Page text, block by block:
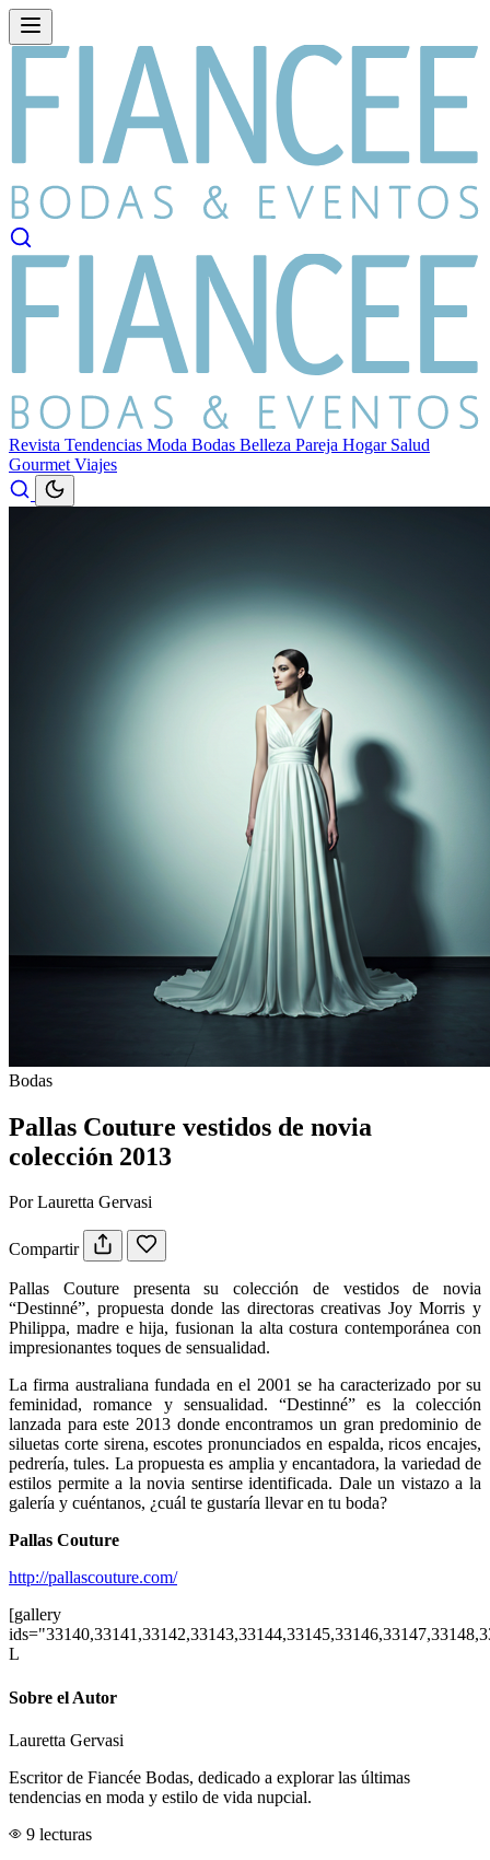
Revista Tendencias Moda Bodas Belleza Pareja Hogar Salud
Gourmet Viajes
Bodas
Pallas Couture vestidos de novia
colección 2013
Por Lauretta Gervasi
Compartir
Pallas Couture presenta su colección de vestidos de novia
“Destinné”, propuesta donde las directoras creativas Joy Morris y
Philippa, madre e hija, fusionan la alta costura contemporánea con
impresionantes toques de sensualidad.
La firma australiana fundada en el 2001 se ha caracterizado por su
feminidad, romance y sensualidad. “Destinné” es la colección
lanzada para este 2013 donde encontramos un gran predominio de
siluetas corte sirena, escotes pronunciados en espalda, ricos encajes,
pedrería, tules. La propuesta es amplia y encantadora, la variedad de
estilos permite a la novia sentirse identificada. Dale un vistazo a la
galería y cuéntanos, ¿cuál te gustaría llevar en tu boda?
Pallas Couture
http://pallascouture.com/
[gallery
L
Sobre el Autor
Lauretta Gervasi
Escritor de Fiancée Bodas, dedicado a explorar las últimas
tendencias en moda y estilo de vida nupcial.
9 lecturas